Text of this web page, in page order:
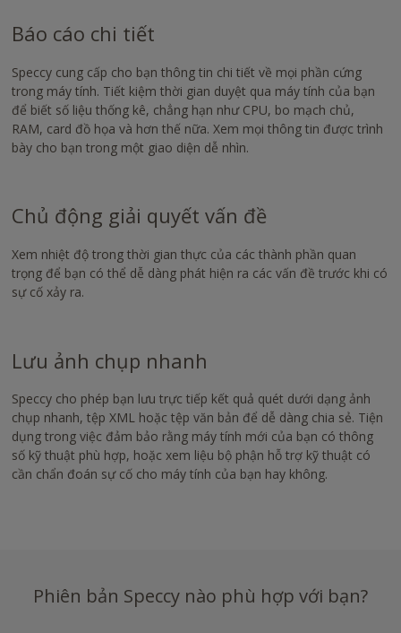
chúng
khuyên
bạn
nên
sử
dụng
mới
nhất
của
NVDA
https://www.nvaccess.org/download/
Báo cáo chi tiết
Speccy cung cấp cho bạn thông tin chi tiết về mọi phần cứng
trong máy tính. Tiết kiệm thời gian duyệt qua máy tính của bạn
để biết số liệu thống kê, chẳng hạn như CPU, bo mạch chủ,
RAM, card đồ họa và hơn thế nữa. Xem mọi thông tin được trình
bày cho bạn trong một giao diện dễ nhìn.
Chủ động giải quyết vấn đề
Xem nhiệt độ trong thời gian thực của các thành phần quan
trọng để bạn có thể dễ dàng phát hiện ra các vấn đề trước khi có
sự cố xảy ra.
Lưu ảnh chụp nhanh
Speccy cho phép bạn lưu trực tiếp kết quả quét dưới dạng ảnh
chụp nhanh, tệp XML hoặc tệp văn bản để dễ dàng chia sẻ. Tiện
dụng trong việc đảm bảo rằng máy tính mới của bạn có thông
số kỹ thuật phù hợp, hoặc xem liệu bộ phận hỗ trợ kỹ thuật có
cần chẩn đoán sự cố cho máy tính của bạn hay không.
Phiên bản Speccy nào phù hợp với bạn?